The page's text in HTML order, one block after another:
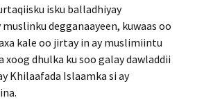
isku balladhiyay
degganaayeen, kuwaas oo
kale oo jirtay in ay muslimiintu
dhulka ku soo galay dawladdii
Khilaafada Islaamka si ay